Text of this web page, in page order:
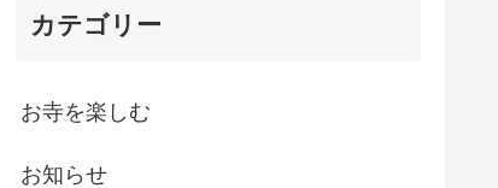
カテゴリー
お寺を楽しむ
お知らせ